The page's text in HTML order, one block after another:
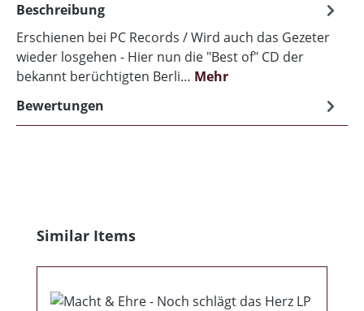
Beschreibung
Erschienen bei PC Records / Wird auch das Gezeter
wieder losgehen - Hier nun die "Best of" CD der
bekannt berüchtigten Berli… Mehr
Bewertungen
Produktgalerie überspringen
Similar Items